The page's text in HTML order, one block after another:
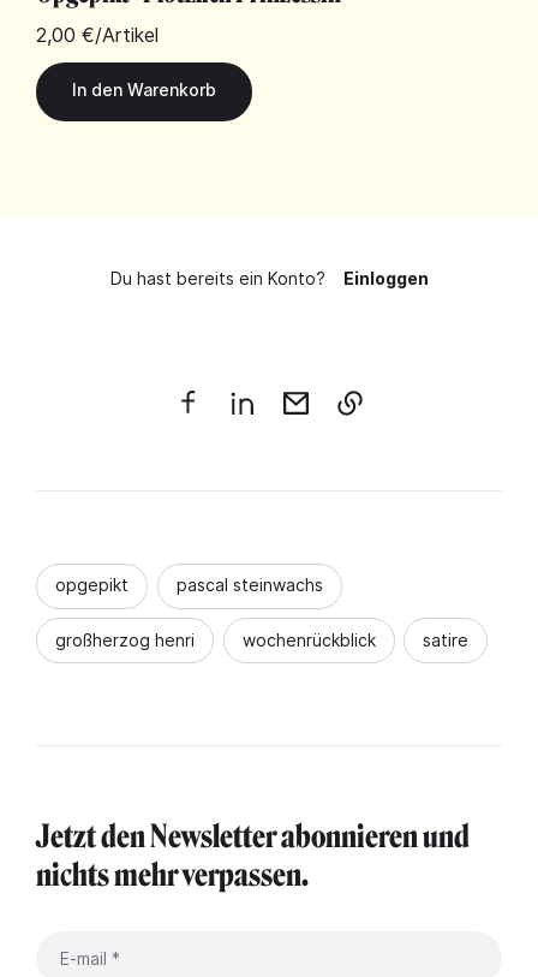
2,00 €/Artikel
Du hast bereits ein Konto? Einloggen
opgepikt pascal steinwachs
großherzog henri wochenrückblick satire
Jetzt den Newsletter abonnieren und
nichts mehr verpassen.